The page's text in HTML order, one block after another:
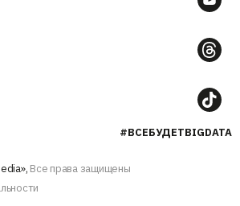
#ВСЕБУДЕТBIGDATA
Все права защищены